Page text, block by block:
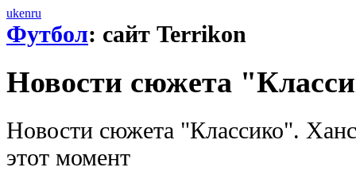
ukenru
Футбол: сайт Terrikon
Новости сюжета
Новости сюжета "Классико".
этот момент